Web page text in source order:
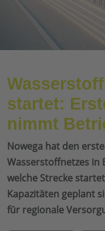
startet:
nimmt
Nowega hat den
Wasserstoffnetzes in
welche Strecke
Kapazitäten geplant
für regionale